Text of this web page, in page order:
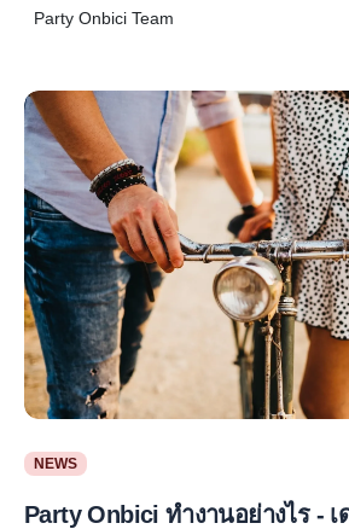
Party Onbici Team
NEWS
Party Onbici ทำงานอย่างไร -